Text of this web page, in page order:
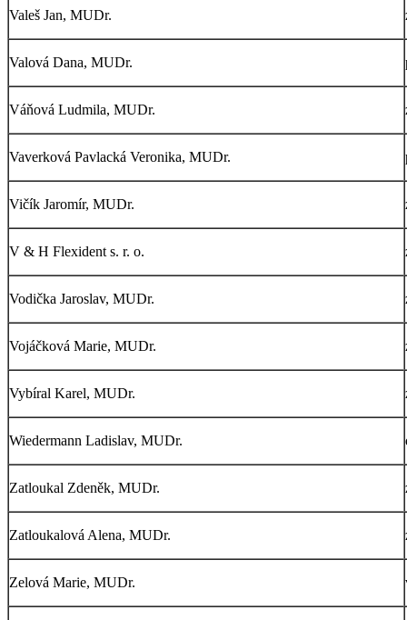
Valeš Jan, MUDr.
Valová Dana, MUDr.
Váňová Ludmila, MUDr.
Vaverková Pavlacká Veronika, MUDr.
Vičík Jaromír, MUDr.
V & H Flexident s. r. o.
Vodička Jaroslav, MUDr.
Vojáčková Marie, MUDr.
Vybíral Karel, MUDr.
Wiedermann Ladislav, MUDr.
Zatloukal Zdeněk, MUDr.
Zatloukalová Alena, MUDr.
Zelová Marie, MUDr.